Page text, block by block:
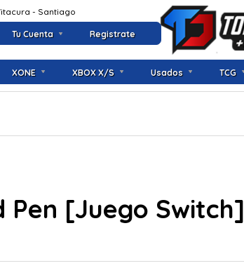
Tu Cuenta Registrate
- Santiago
XONE XBOX X/S Usados TCG
Pen [Juego Switch]